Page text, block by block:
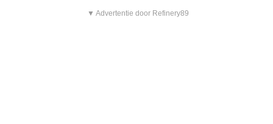
▼ Advertentie door Refinery89